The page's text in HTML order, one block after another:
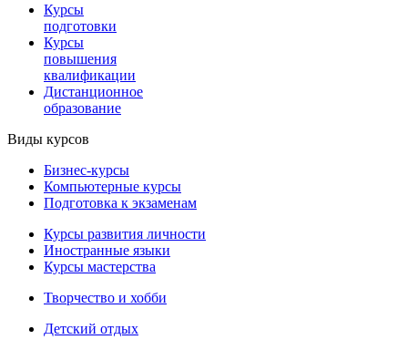
Курсы
подготовки
Курсы
повышения
квалификации
Дистанционное
образование
Виды курсов
Бизнес-курсы
Компьютерные курсы
Подготовка к экзаменам
Курсы развития личности
Иностранные языки
Курсы мастерства
Творчество и хобби
Детский отдых